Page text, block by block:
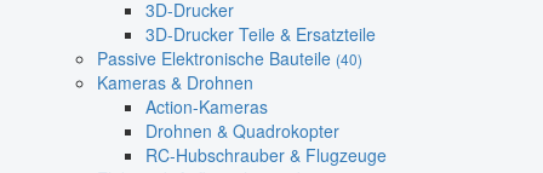
3D-Drucker
3D-Drucker Teile & Ersatzteile
Passive Elektronische Bauteile (40)
Kameras & Drohnen
Action-Kameras
Drohnen & Quadrokopter
RC-Hubschrauber & Flugzeuge